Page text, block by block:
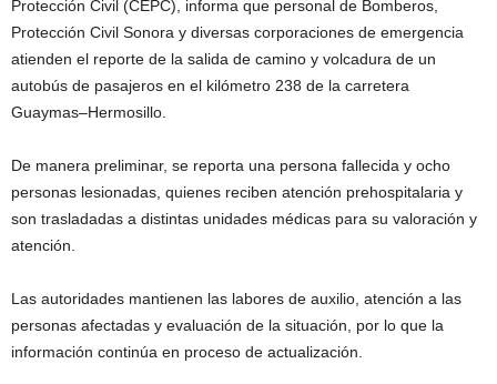
Protección Civil (CEPC), informa que personal de Bomberos,
Protección Civil Sonora y diversas corporaciones de emergencia
atienden el reporte de la salida de camino y volcadura de un
autobús de pasajeros en el kilómetro 238 de la carretera
Guaymas–Hermosillo.
De manera preliminar, se reporta una persona fallecida y ocho
personas lesionadas, quienes reciben atención prehospitalaria y
son trasladadas a distintas unidades médicas para su valoración y
atención.
Las autoridades mantienen las labores de auxilio, atención a las
personas afectadas y evaluación de la situación, por lo que la
información continúa en proceso de actualización.